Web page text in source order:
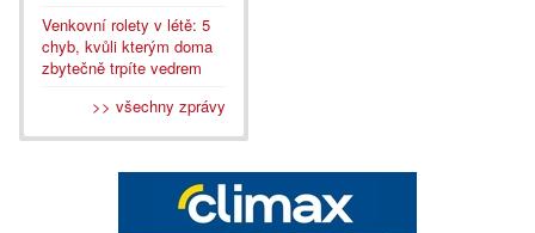
Venkovní rolety v létě: 5
chyb, kvůli kterým doma
zbytečně trpíte vedrem
>> všechny zprávy